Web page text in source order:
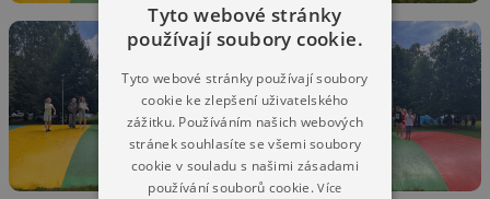
Tyto webové stránky
používají soubory cookie.
Tyto webové stránky používají soubory
cookie ke zlepšení uživatelského
zážitku. Používáním našich webových
stránek souhlasíte se všemi soubory
cookie v souladu s našimi zásadami
používání souborů cookie.Více